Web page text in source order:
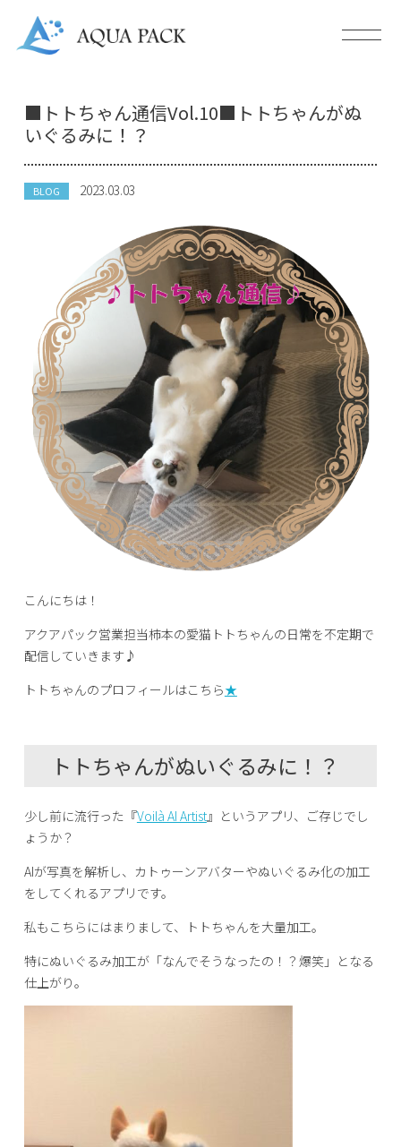
■トトちゃん通信Vol.10■トトちゃんがぬ
いぐるみに！？
BLOG 2023.03.03
こんにちは！
アクアパック営業担当柿本の愛猫トトちゃんの日常を不定期で
配信していきます♪
トトちゃんのプロフィールはこちら★
トトちゃんがぬいぐるみに！？
少し前に流行った『Voilà AI Artist』というアプリ、ご存じでし
ょうか？
AIが写真を解析し、カトゥーンアバターやぬいぐるみ化の加工
をしてくれるアプリです。
私もこちらにはまりまして、トトちゃんを大量加工。
特にぬいぐるみ加工が「なんでそうなったの！？爆笑」となる
仕上がり。